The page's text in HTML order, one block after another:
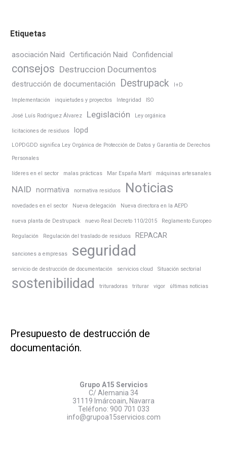
Etiquetas
asociación Naid Certificación Naid Confidencial
consejos Destruccion Documentos
destrucción de documentación Destrupack I+D
Implementación inquietudes y proyectos Integridad ISO
José Luís Rodriguez Álvarez Legislación Ley orgánica
licitaciones de residuos lopd
LOPDGDD significa Ley Orgánica de Protección de Datos y Garantía de Derechos
Personales
líderes en el sector malas prácticas Mar España Martí máquinas artesanales
NAID normativa normativa residuos Noticias
novedades en el sector Nueva delegación Nueva directora en la AEPD
nueva planta de Destrupack nuevo Real Decreto 110/2015 Reglamento Europeo
Regulación Regulación del traslado de residuos REPACAR
sanciones a empresas seguridad
servicio de destrucción de documentación servicios cloud Situación sectorial
sostenibilidad trituradoras triturar vigor últimas noticias
Presupuesto de destrucción de
documentación.
Grupo A15 Servicios
C/ Alemania 34
31119 Imárcoain, Navarra
Teléfono: 900 701 033
info@grupoa15servicios.com